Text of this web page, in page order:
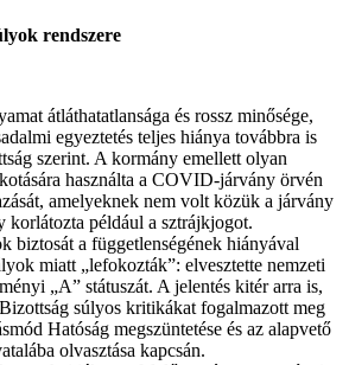
rendszere
átláthatatlansága és rossz minősége,
egyeztetés teljes hiánya továbbra is
szerint. A kormány emellett olyan
használta a COVID-járvány örvén
amelyeknek nem volt közük a járvány
korlátozta például a sztrájkjogot.
biztosát a függetlenségének hiányával
miatt „lefokozták”: elvesztette nemzeti
„A” státuszát. A jelentés kitér arra is,
súlyos kritikákat fogalmazott meg
Hatóság megszüntetése és az alapvető
olvasztása kapcsán.